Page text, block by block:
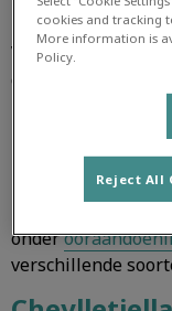
microscoop
Veel mijten
door en leggen
bestrijden. Dat
mijtdodende
injectie of met
onder
verschillende
cookies and tracking
More information is
Policy.
Reject All